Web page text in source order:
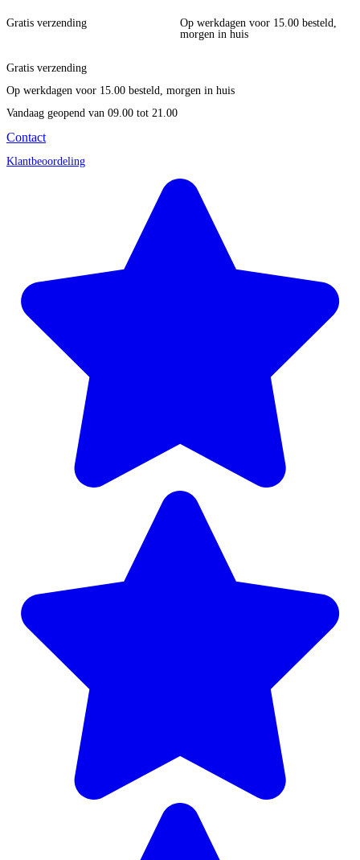
Gratis verzending
Op werkdagen voor 15.00 besteld,
morgen in huis
Gratis verzending
Op werkdagen voor 15.00 besteld, morgen in huis
Vandaag geopend van 09.00 tot 21.00
Contact
Klantbeoordeling